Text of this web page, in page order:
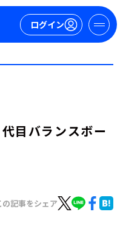
ログイン
目バランスボー
の記事をシェア